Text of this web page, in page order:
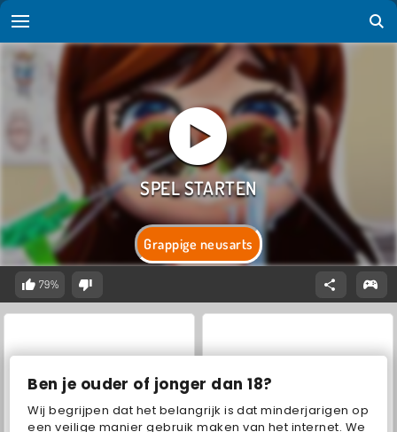
Ben je ouder of jonger dan 18?
Wij begrijpen dat het belangrijk is dat minderjarigen op
een veilige manier gebruik maken van het internet. We
Grappige neusarts
79%